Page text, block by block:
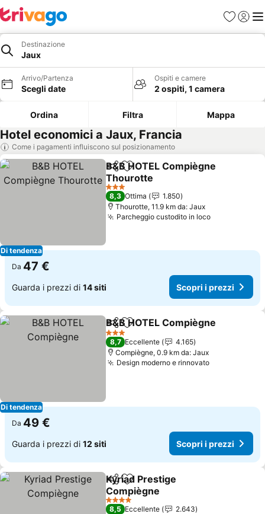
PreferitiAccedi
Destinazione
Jaux
Arrivo/Partenza
Scegli date
Ospiti e camere
2 ospiti, 1 camera
Ordina Filtra Mappa
Hotel economici a Jaux, Francia
Come i pagamenti influiscono sul posizionamento
Di tendenza
CondividiAggiungi ai preferiti
B&B HOTEL Compiègne
Thourotte
Scopri i prezzi
3 Stelle
8,3 Ottima
1.850
Thourotte, 11.9 km da: Jaux
Parcheggio custodito in locoScopri i
Da 47 €
Guarda i prezzi di 14 siti Scopri i prezzi
Di tendenza
CondividiAggiungi ai preferiti
B&B HOTEL Compiègne
3 Stelle
8,7 Eccellente
4.165
Compiègne, 0.9 km da: Jaux
Design moderno e rinnovatoScopri i
Da 49 €
Guarda i prezzi di 12 siti Scopri i prezzi
CondividiAggiungi ai preferiti
Kyriad Prestige
Compiègne
Scopri i prezzi
4 Stelle
8,5 Eccellente
2.643